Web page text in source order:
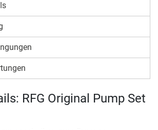
RFG Original Pump Set